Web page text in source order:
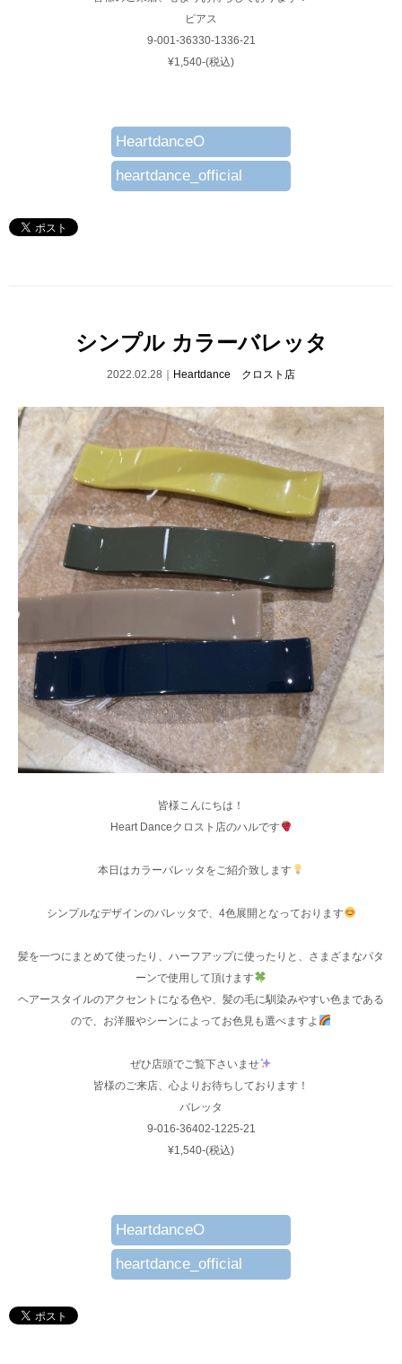
ピアス
9-001-36330-1336-21
¥1,540-(税込)
HeartdanceO
heartdance_official
シンプル カラーバレッタ
2022.02.28｜ Heartdance クロスト店
皆様こんにちは‪！
Heart Danceクロスト店のハルです
本日はカラーバレッタをご紹介致します
シンプルなデザインのバレッタで、4色展開となっております
髪を一つにまとめて使ったり、ハーフアップに使ったりと、さまざまなパタ
ーンで使用して頂けます
ヘアースタイルのアクセントになる色や、髪の毛に馴染みやすい色まである
ので、お洋服やシーンによってお色見も選べますよ
ぜひ店頭でご覧下さいませ
皆様のご来店、心よりお待ちしております！
バレッタ
9-016-36402-1225-21
¥1,540-(税込)
HeartdanceO
heartdance_official